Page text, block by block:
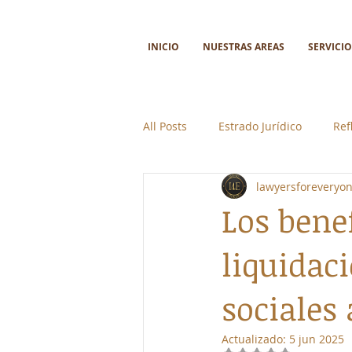
INICIO NUESTRAS AREAS
All Posts Estrado Jurídico
Ciencia y tecnología
Los
Actualizado: 5 jun 2025